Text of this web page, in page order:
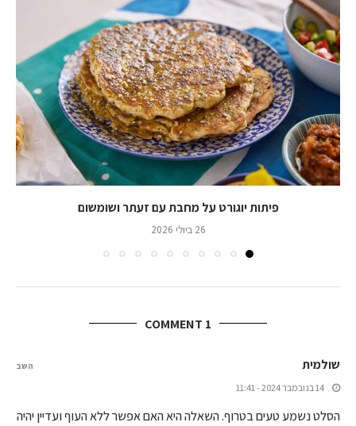
פיתות יוגורט על מחבת עם זעתר ושומשום
26 ביולי 2026
1 COMMENT
שולמית
14 בנובמבר 2024 - 11:41
הסלט נשמע טעים בטרוף. השאלה היא האם אפשר ללא העוף ועדיין יהיה
השב